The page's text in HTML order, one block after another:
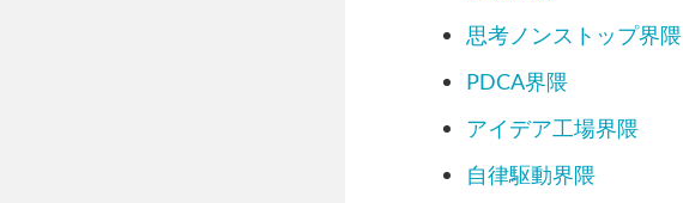
前線指揮界隈
イライラ診断を受ける
思考ノンストップ界隈
PDCA界隈
アイデア工場界隈
自律駆動界隈